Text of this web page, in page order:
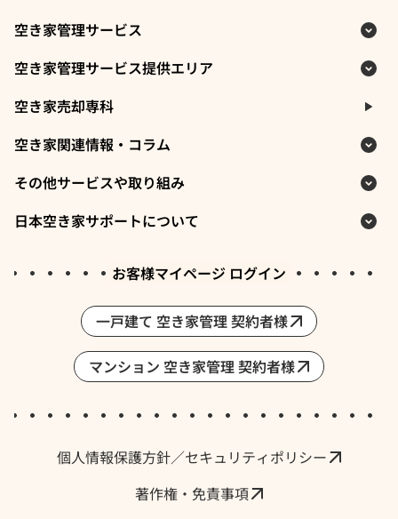
空き家管理サービス
空き家管理サービス提供エリア
空き家売却専科
空き家関連情報・コラム
その他サービスや取り組み
日本空き家サポートについて
採用情報・求人
お客様マイページ ログイン
一戸建て 空き家管理 契約者様
マンション 空き家管理 契約者様
個人情報保護方針／セキュリティポリシー
著作権・免責事項